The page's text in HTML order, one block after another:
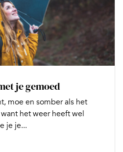
je gemoed
moe en somber als het
het weer heeft wel
je je...